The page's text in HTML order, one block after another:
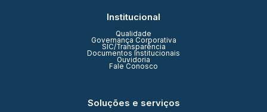
Institucional
Qualidade
Governança Corporativa
SIC/Transparência
Documentos Institucionais
Ouvidoria
Fale Conosco
Soluções e serviços